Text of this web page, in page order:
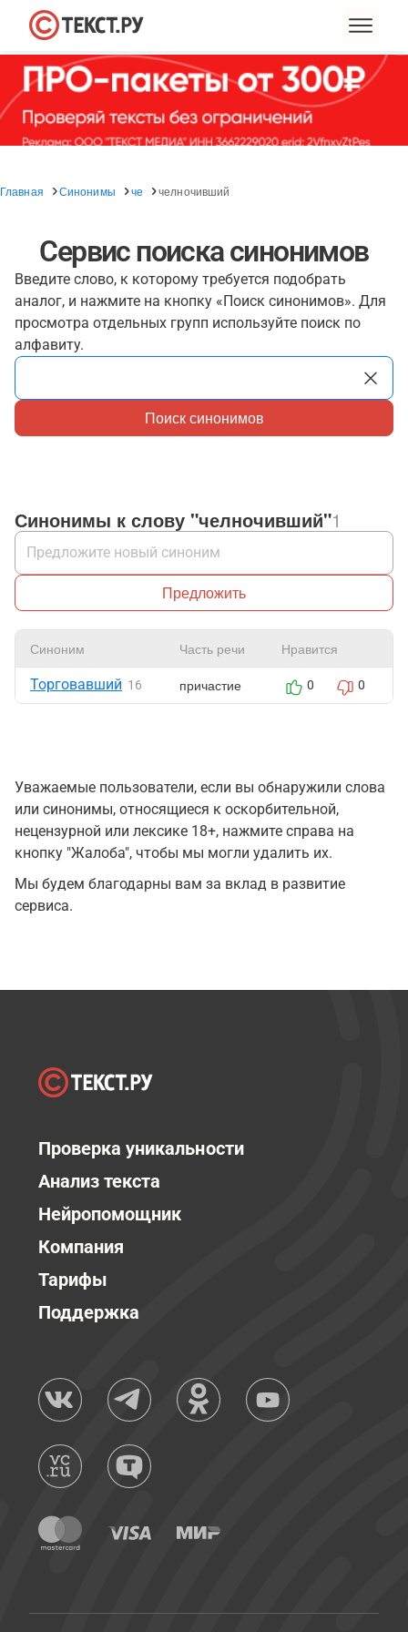
Главная Синонимы че челночивший
Сервис поиска синонимов
Введите слово, к которому требуется подобрать
аналог, и нажмите на кнопку «Поиск синонимов». Для
просмотра отдельных групп используйте поиск по
алфавиту.
Поиск синонимов
Синонимы к слову "челночивший"1
Предложить
Синоним Часть речи Нравится
Торговавший 16 причастие 0 0
Уважаемые пользователи, если вы обнаружили слова
или синонимы, относящиеся к оскорбительной,
нецензурной или лексике 18+, нажмите справа на
кнопку "Жалоба", чтобы мы могли удалить их.
Мы будем благодарны вам за вклад в развитие
сервиса.
Проверка уникальности
Анализ текста
Нейропомощник
Компания
Тарифы
Поддержка